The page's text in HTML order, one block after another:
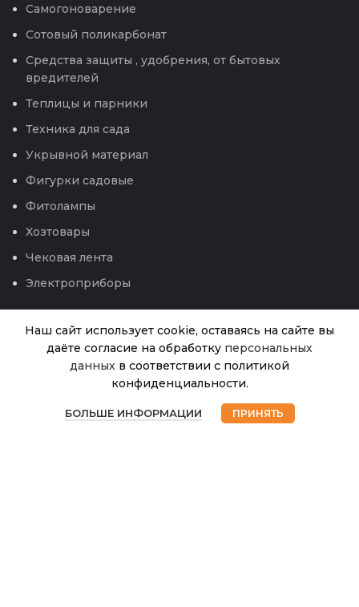
Самогоноварение
Сотовый поликарбонат
Средства защиты , удобрения, от бытовых
вредителей
Теплицы и парники
Техника для сада
Укрывной материал
Фигурки садовые
Фитолампы
Хозтовары
Чековая лента
Электроприборы
Наш сайт использует cookie, оставаясь на сайте вы
даёте согласие на обработку персональных
данных в соответствии с политикой
конфиденциальности.
БОЛЬШЕ ИНФОРМАЦИИ ПРИНЯТЬ
Пр.Укроп Карусель
(Гавриш) 2г 12.26
42.00₽
Нет в
Магазин Избранное Корзина Мой аккаунт